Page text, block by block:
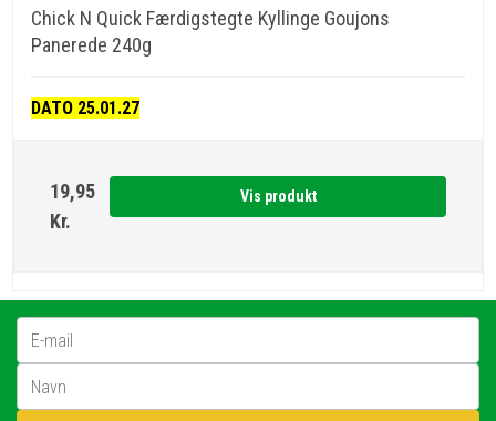
Chick N Quick Færdigstegte Kyllinge Goujons
Panerede 240g
DATO 25.01.27
19,95
Kr.
Vis produkt
E-mail